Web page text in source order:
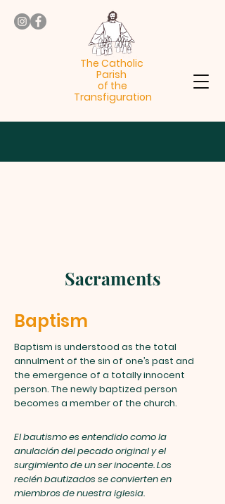
The Catholic
Parish
of the
Transfiguration
Sacraments
Baptism
Baptism is understood as the total
annulment of the sin of one’s past and
the emergence of a totally innocent
person. The newly baptized person
becomes a member of the church.
El bautismo es entendido como la
anulación del pecado original y el
surgimiento de un ser inocente. Los
recién bautizados se convierten en
miembros de nuestra iglesia.